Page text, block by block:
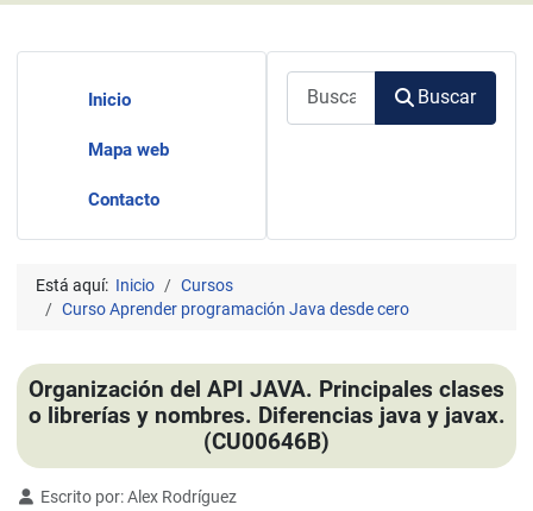
Inicio
Mapa web
Contacto
Buscar
Está aquí: Inicio
Cursos
Curso Aprender programación Java desde cero
Organización del API JAVA. Principales clases
o librerías y nombres. Diferencias java y javax.
(CU00646B)
Detalles
Escrito por:Alex Rodríguez